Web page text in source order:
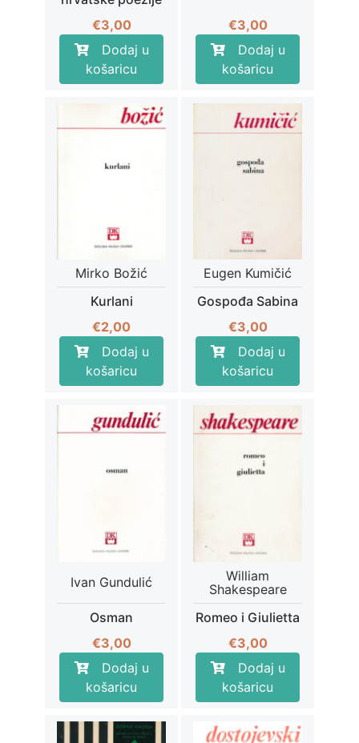
€3,00
Dodaj u
košaricu
€3,00
Dodaj u
košaricu
Mirko Božić
Kurlani
€2,00
Dodaj u
košaricu
Eugen Kumičić
Gospođa Sabina
€3,00
Dodaj u
košaricu
Ivan Gundulić
Osman
€3,00
Dodaj u
košaricu
William
Shakespeare
Romeo i Giulietta
€3,00
Dodaj u
košaricu